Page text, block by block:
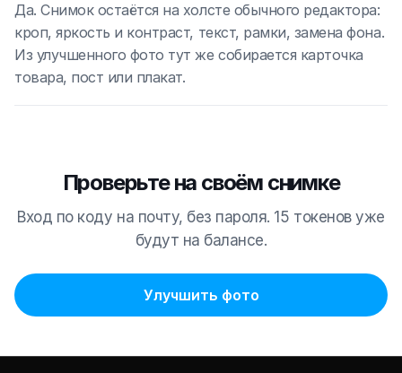
Да. Снимок остаётся на холсте обычного редактора:
кроп, яркость и контраст, текст, рамки, замена фона.
Из улучшенного фото тут же собирается карточка
товара, пост или плакат.
Проверьте на своём снимке
Вход по коду на почту, без пароля. 15 токенов уже
будут на балансе.
Улучшить фото